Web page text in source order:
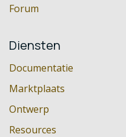
Forum
Diensten
Documentatie
Marktplaats
Ontwerp
Resources